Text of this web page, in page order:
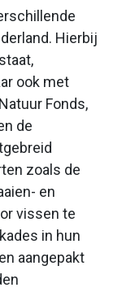
Hierbij
ook met
Fonds,
de
zoals de
en
vissen te
in hun
aangepakt